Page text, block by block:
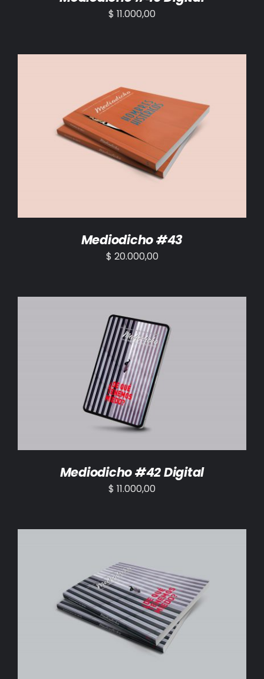
$ 11.000,00
AÑADIR AL CARRITO DETALLES
Mediodicho #43
$ 20.000,00
AÑADIR AL CARRITO /
Mediodicho #42 Digital
$ 11.000,00
AÑADIR AL CARRITO / DETALLES